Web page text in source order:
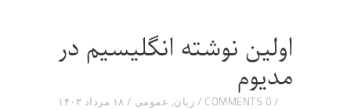
اولین نوشته انگلیسیم در
مدیوم
۱۸ مرداد ۱۴۰۳ زبان, عمومی 0 COMMENTS